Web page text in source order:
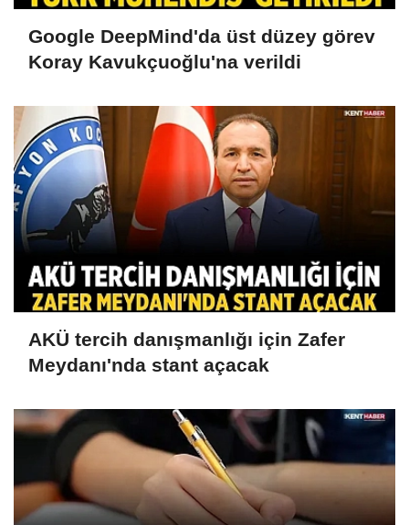
Google DeepMind'da üst düzey görev
Koray Kavukçuoğlu'na verildi
AKÜ tercih danışmanlığı için Zafer
Meydanı'nda stant açacak